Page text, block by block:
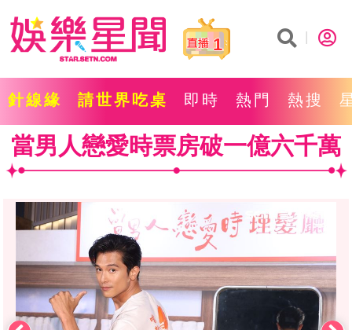
1
針線緣 請世界吃桌 即時 熱門 熱搜
當男人戀愛時票房破一億六千萬